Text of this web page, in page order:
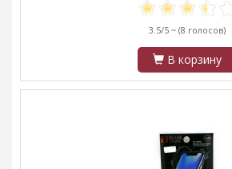
3.5/5 ~ (8 голосов)
В корзину